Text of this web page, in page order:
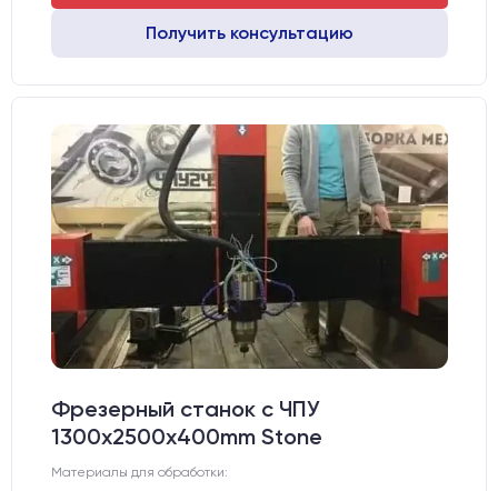
Получить консультацию
Фрезерный станок с ЧПУ
1300x2500x400mm Stone
Материалы для обработки: